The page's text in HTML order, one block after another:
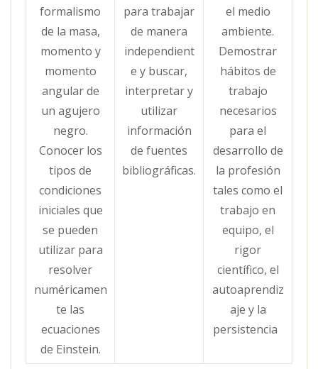
formalismo
de la masa,
momento y
momento
angular de
un agujero
negro.
Conocer los
tipos de
condiciones
iniciales que
se pueden
utilizar para
resolver
numéricamen
te las
ecuaciones
de Einstein.
para trabajar
de manera
independient
e y buscar,
interpretar y
utilizar
información
de fuentes
bibliográficas.
el medio
ambiente.
Demostrar
hábitos de
trabajo
necesarios
para el
desarrollo de
la profesión
tales como el
trabajo en
equipo, el
rigor
científico, el
autoaprendiz
aje y la
persistencia